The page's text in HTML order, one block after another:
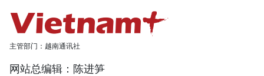
主管部门：越南通讯社
网站总编辑：陈进笋